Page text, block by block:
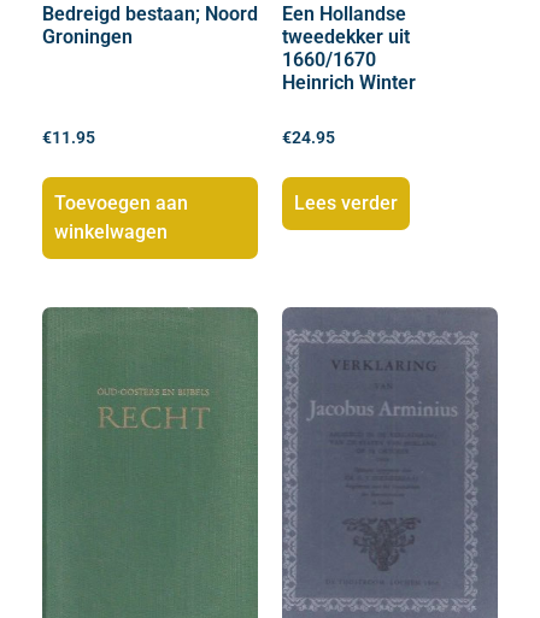
Bedreigd bestaan; Noord
Groningen
€11.95
Toevoegen aan
winkelwagen
Een Hollandse
tweedekker uit
1660/1670
Heinrich Winter
€24.95
Lees verder